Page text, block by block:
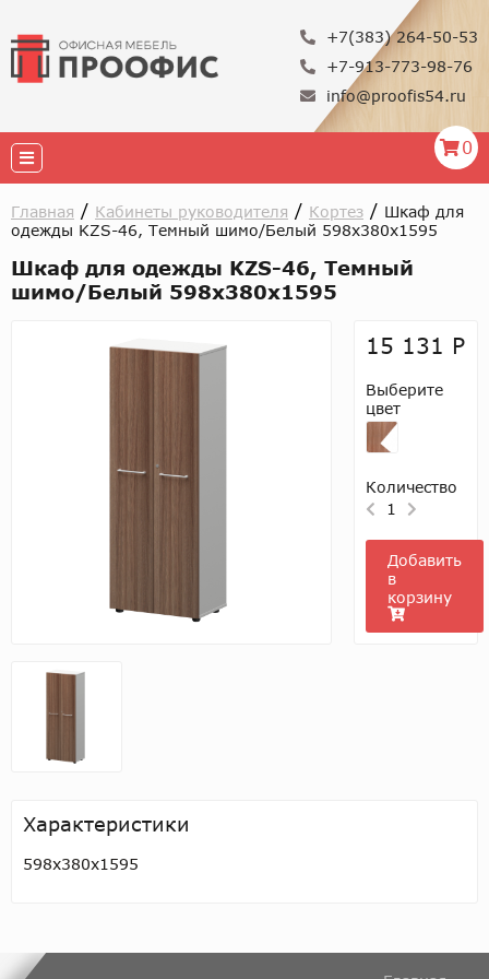
+7(383) 264-50-53
+7-913-773-98-76
info@proofis54.ru
0
Главная / Кабинеты руководителя / Кортез / Шкаф для
одежды KZS-46, Темный шимо/Белый 598x380x1595
Шкаф для одежды KZS-46, Темный
шимо/Белый 598x380x1595
15 131 Р
Выберите
цвет
Количество
1
Добавить
в
корзину
Характеристики
598x380x1595